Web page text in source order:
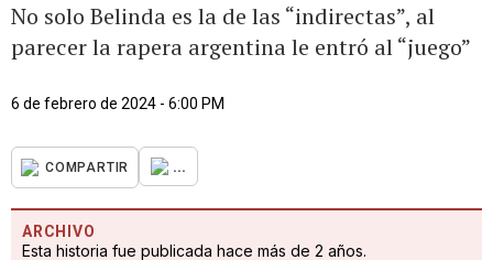
No solo Belinda es la de las “indirectas”, al
parecer la rapera argentina le entró al “juego”
6 de febrero de 2024 - 6:00 PM
COMPARTIR ...
ARCHIVO
Esta historia fue publicada hace más de 2 años.